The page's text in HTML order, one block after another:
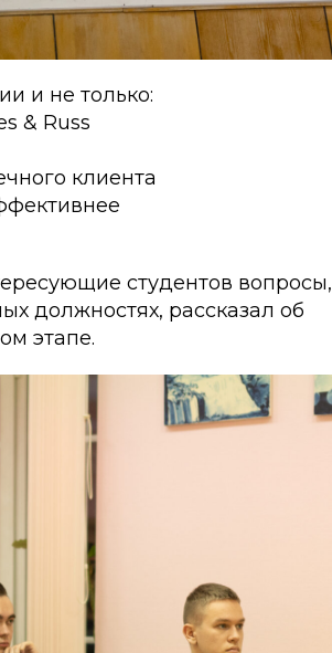
и не только:
& Russ
клиента
студентов вопросы,
должностях, рассказал об
этапе.